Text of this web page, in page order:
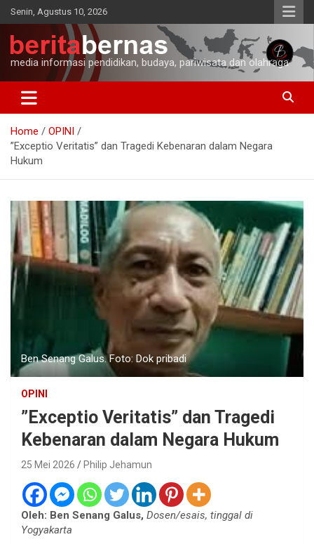
Skip
to
content
Senin, Agustus 10, 2026
media informasi pendidikan, budaya, pariwisata dan olahraga
Home
OPINI
”Exceptio Veritatis” dan Tragedi Kebenaran dalam Negara
Hukum
Ben Senang Galus. Foto: Dok pribadi
OPINI
”Exceptio Veritatis” dan Tragedi
Kebenaran dalam Negara Hukum
25 Mei 2026 Philip Jehamun
Oleh: Ben Senang Galus, Dosen/esais, tinggal di
Yogyakarta